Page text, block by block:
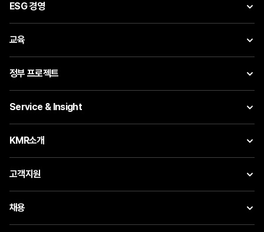
ESG 경영
교육
정부 프로젝트
Service & Insight
KMR소개
고객지원
채용